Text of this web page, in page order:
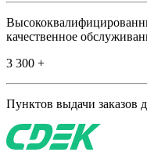
качественное
3 300 +
Пунктов выдачи заказов